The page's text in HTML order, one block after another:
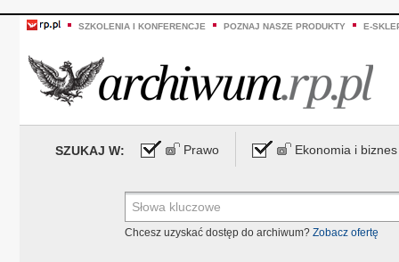
SZKOLENIA I KONFERENCJE POZNAJ NASZE PRODUKTY E-
SZUKAJ W: Prawo Ekonomia i biznes
Chcesz uzyskać dostęp do archiwum? Zobacz ofertę